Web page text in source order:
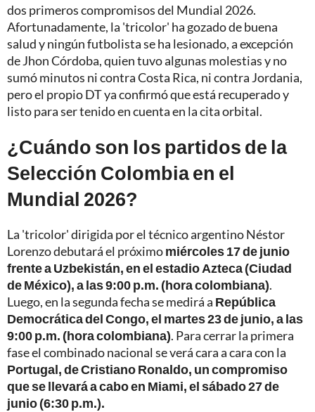
dos primeros compromisos del Mundial 2026.
Afortunadamente, la 'tricolor' ha gozado de buena
salud y ningún futbolista se ha lesionado, a excepción
de Jhon Córdoba, quien tuvo algunas molestias y no
sumó minutos ni contra Costa Rica, ni contra Jordania,
pero el propio DT ya confirmó que está recuperado y
listo para ser tenido en cuenta en la cita orbital.
¿Cuándo son los partidos de la
Selección Colombia en el
Mundial 2026?
La 'tricolor' dirigida por el técnico argentino Néstor
Lorenzo debutará el próximomiércoles 17 de junio
frente a Uzbekistán, en el estadio Azteca (Ciudad
de México), a las 9:00 p.m. (hora colombiana).
Luego, en la segunda fecha se medirá a República
Democrática del Congo, el martes 23 de junio, a las
9:00 p.m. (hora colombiana). Para cerrar la primera
fase el combinado nacional se verá cara a cara con la
Portugal, de Cristiano Ronaldo, un compromiso
que se llevará a cabo en Miami, el sábado 27 de
junio (6:30 p.m.).